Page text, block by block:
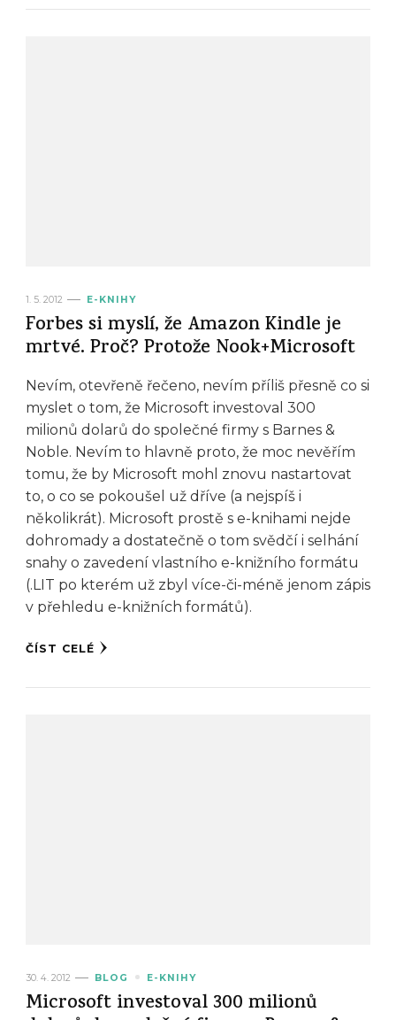
1. 5. 2012 E-KNIHY
Forbes si myslí, že Amazon Kindle je
mrtvé. Proč? Protože Nook+Microsoft
Nevím, otevřeně řečeno, nevím příliš přesně co si
myslet o tom, že Microsoft investoval 300
milionů dolarů do společné firmy s Barnes &
Noble. Nevím to hlavně proto, že moc nevěřím
tomu, že by Microsoft mohl znovu nastartovat
to, o co se pokoušel už dříve (a nejspíš i
několikrát). Microsoft prostě s e-knihami nejde
dohromady a dostatečně o tom svědčí i selhání
snahy o zavedení vlastního e-knižního formátu
(.LIT po kterém už zbyl více-či-méně jenom zápis
v přehledu e-knižních formátů).
ČÍST CELÉ
30. 4. 2012 BLOG E-KNIHY
Microsoft investoval 300 milionů